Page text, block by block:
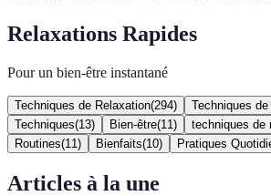
Relaxations Rapides
Pour un bien-être instantané
Techniques de Relaxation(294) Techniques
Techniques(13) Bien-être(11 ) techniques de
Routines(11 ) Bienfaits(10) Pratiques
Articles à la une